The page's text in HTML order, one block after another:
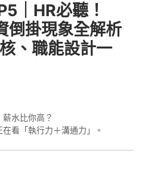
｜HR必聽！
倒掛現象全解析
、職能設計一
水比你高？
看「執行力＋溝通力」。